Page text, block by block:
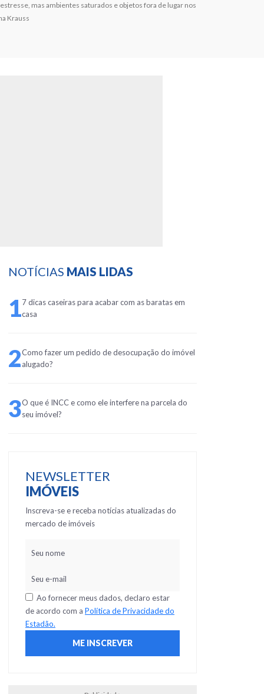
mas ambientes saturados e objetos fora de lugar nos
Krauss
NOTÍCIAS MAIS LIDAS
17 dicas caseiras para acabar com as baratas em
casa
2Como fazer um pedido de desocupação do imóvel
alugado?
3O que é INCC e como ele interfere na parcela do
seu imóvel?
NEWSLETTER
IMÓVEIS
Inscreva-se e receba notícias atualizadas do
mercado de imóveis
Ao fornecer meus dados, declaro estar
de acordo com a Política de Privacidade do
Estadão.